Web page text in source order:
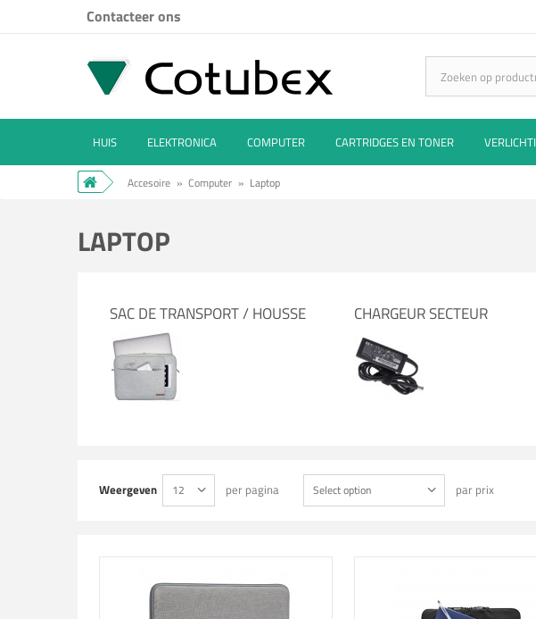
Contacteer ons
HUIS ELEKTRONICA COMPUTER CARTRIDGES EN TONER
Accesoire » Computer » Laptop
LAPTOP
SAC DE TRANSPORT / HOUSSE CHARGEUR SECTEUR
Weergeven 12 per pagina Select option par prix